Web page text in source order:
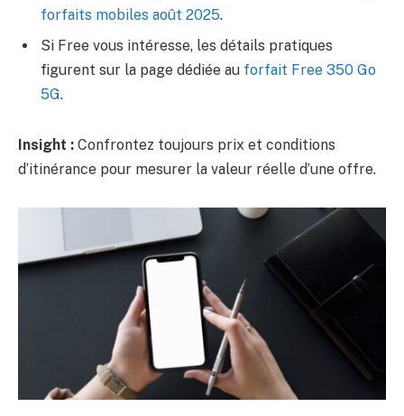
forfaits mobiles août 2025.
Si Free vous intéresse, les détails pratiques
figurent sur la page dédiée au forfait Free 350 Go
5G.
Insight : Confrontez toujours prix et conditions
d’itinérance pour mesurer la valeur réelle d’une offre.